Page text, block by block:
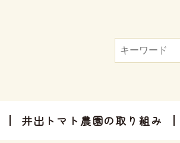
井出トマト農園の取り組み